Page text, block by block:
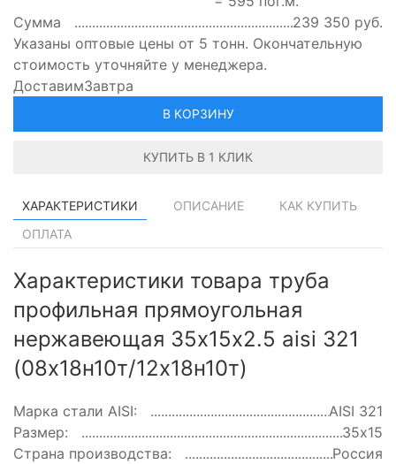
Сумма
239 350 руб.
Указаны оптовые цены от 5 тонн. Окончательную
стоимость уточняйте у менеджера.
ДоставимЗавтра
В КОРЗИНУ
КУПИТЬ В 1 КЛИК
ХАРАКТЕРИСТИКИ ОПИСАНИЕ
КАК КУПИТЬ
ОПЛАТА
Характеристики товара труба
профильная прямоугольная
нержавеющая 35х15х2.5 aisi 321
(08х18н10т/12х18н10т)
Марка стали AISI:
AISI 321
Размер:
35х15
Страна производства:
Россия